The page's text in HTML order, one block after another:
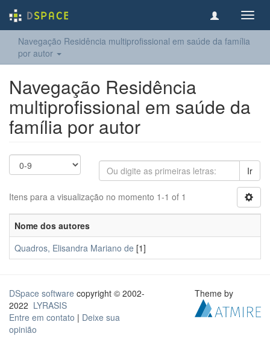
Navegação Residência multiprofissional em saúde da família
por autor
Navegação Residência
multiprofissional em saúde da
família por autor
Ir
Itens para a visualização no momento 1-1 of 1
Nome dos autores
Quadros, Elisandra Mariano de [1]
DSpace software copyright © 2002-
2022 LYRASIS
Entre em contato | Deixe sua
opinião
Theme by